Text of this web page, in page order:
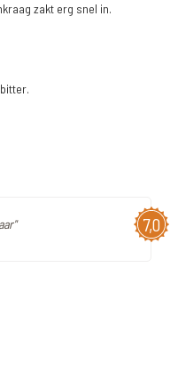
zakt erg snel in.
7,0